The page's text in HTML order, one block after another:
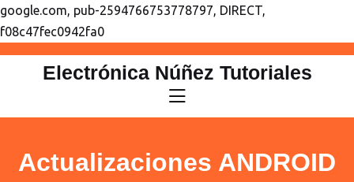
google.com, pub-2594766753778797, DIRECT,
f08c47fec0942fa0
saltar
Electrónica Núñez Tutoriales
Actualizaciones ANDROID